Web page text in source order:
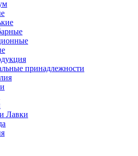
принадлежности
Лавки